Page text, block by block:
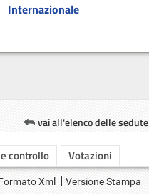
Internazionale
vai all'elenco delle sedute
controllo Votazioni
Xml Versione Stampa